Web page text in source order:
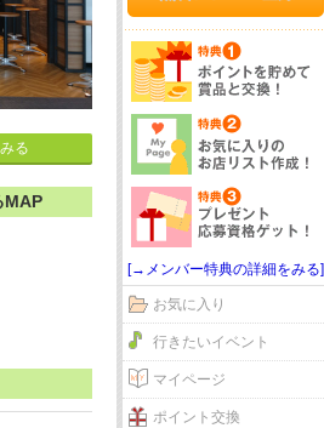
る
MAP
[→メンバー特典の詳細をみる]
お気に入り
行きたいイベント
マイページ
ポイント交換